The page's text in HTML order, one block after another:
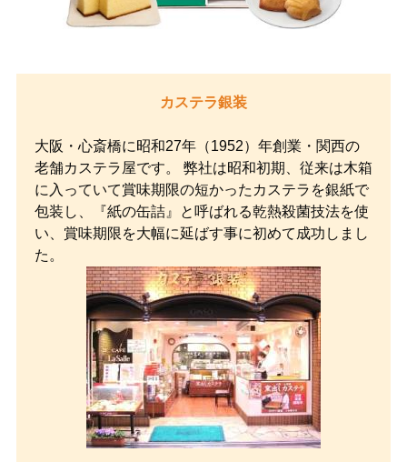
カステラ銀装
大阪・心斎橋に昭和27年（1952）年創業・関西の
老舗カステラ屋です。 弊社は昭和初期、従来は木箱
に入っていて賞味期限の短かったカステラを銀紙で
包装し、『紙の缶詰』と呼ばれる乾熱殺菌技法を使
い、賞味期限を大幅に延ばす事に初めて成功しまし
た。